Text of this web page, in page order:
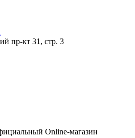
пр-кт 31, стр. 3
Online-магазин